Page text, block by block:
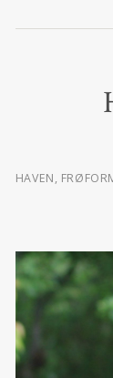
HAVEN,